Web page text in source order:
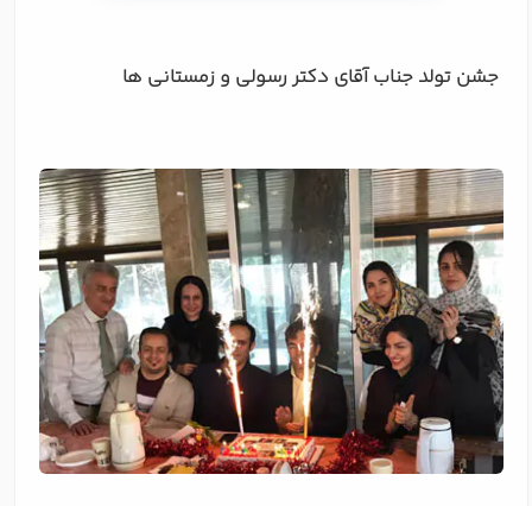
جشن تولد جناب آقای دکتر رسولی و زمستانی ها